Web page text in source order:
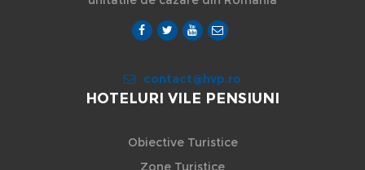
contact@hvp.ro
HOTELURI VILE PENSIUNI
Obiective Turistice
Zone Turistice